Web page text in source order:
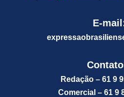
E-
Redação – 61 9
Comercial – 61 9